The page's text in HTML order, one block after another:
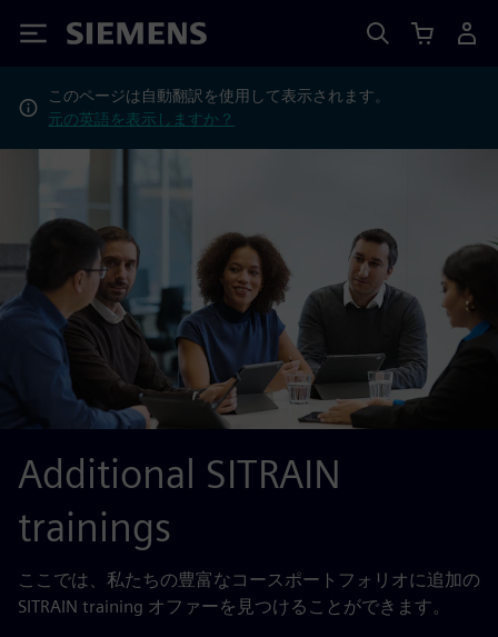
Siemens
このページは自動翻訳を使用して表示されます。
元の英語を表示しますか？
Additional SITRAIN
trainings
ここでは、私たちの豊富なコースポートフォリオに追加の
SITRAIN training オファーを見つけることができます。